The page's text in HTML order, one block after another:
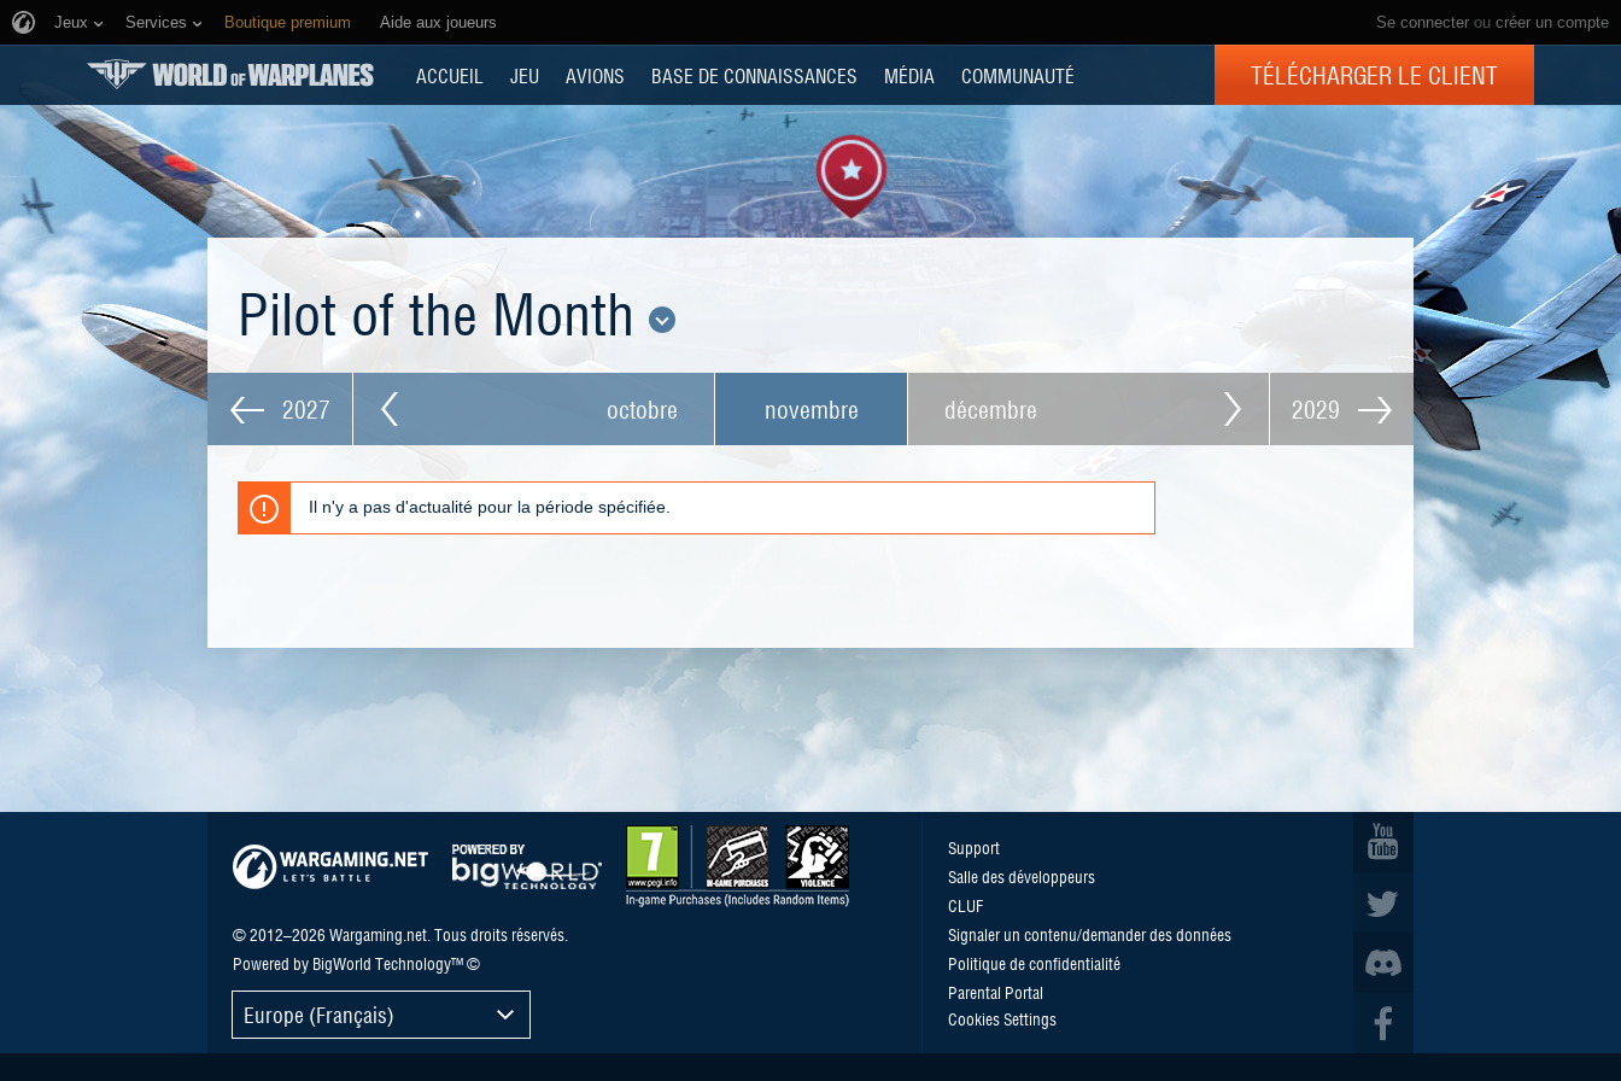
Se connecter ou créer un compte
Jeux Services Boutique premium Aide aux joueurs
ACCUEIL JEU AVIONS BASE DE CONNAISSANCES MÉDIA COMMUNAUTÉ TÉLÉCHARGER LE CLIENT
Pilot of the Month
2027 octobre novembre décembre 2029
Il n'y a pas d'actualité pour la période spécifiée.
© 2012–2026 Wargaming.net. Tous droits réservés.
Powered by BigWorld Technology™ ©
Europe (Français)
Support
Salle des développeurs
CLUF
Signaler un contenu/demander des données
Politique de confidentialité
Parental Portal
Cookies Settings